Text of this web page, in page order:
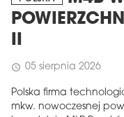
II
schedule 05 sierpnia 2026
Polska firma
mkw. nowoczesnej